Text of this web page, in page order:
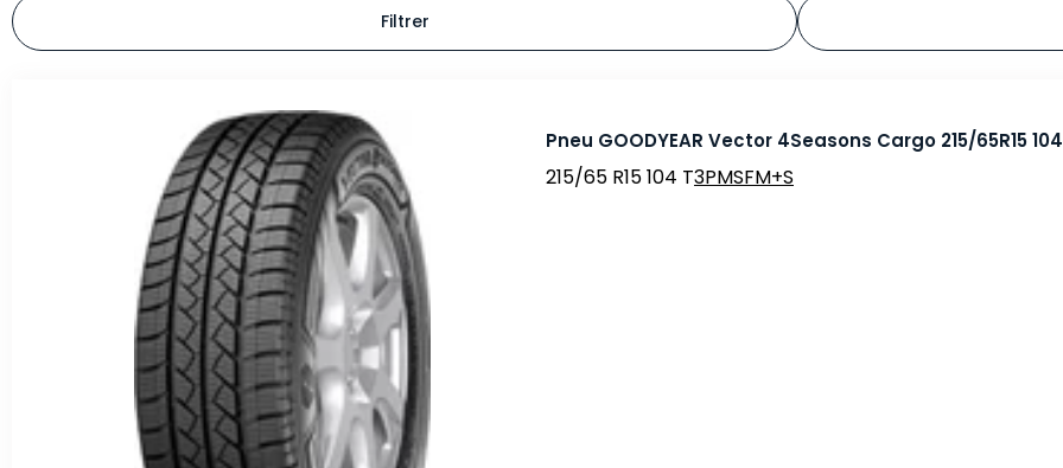
Filtrer
Pneu GOODYEAR Vector 4Seasons Cargo 215/65R15
215/65 R15 104 T3PMSFM+S